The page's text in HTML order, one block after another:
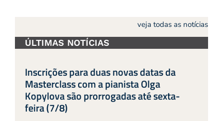
veja todas as notícias
ÚLTIMAS NOTÍCIAS
Inscrições para duas novas datas da
Masterclass com a pianista Olga
Kopylova são prorrogadas até sexta-
feira (7/8)